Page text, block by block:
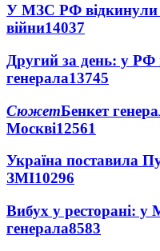
У МЗС РФ відкинули
війни14037
Другий за день: у РФ
генерала13745
СюжетБенкет
Москві12561
Україна поставила
ЗМІ10296
Вибух у ресторані: у
генерала8583